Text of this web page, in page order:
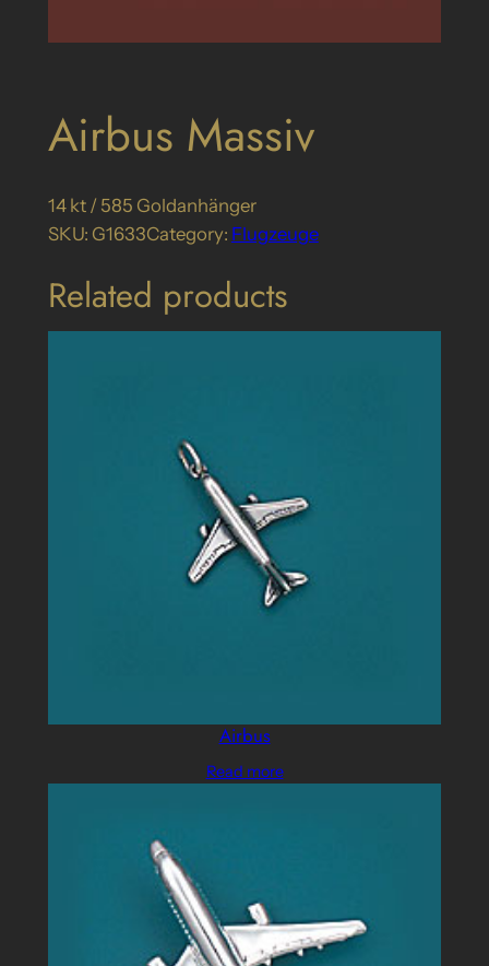
Airbus Massiv
14 kt / 585 Goldanhänger
SKU: G1633Category: Flugzeuge
Related products
Airbus
Read more